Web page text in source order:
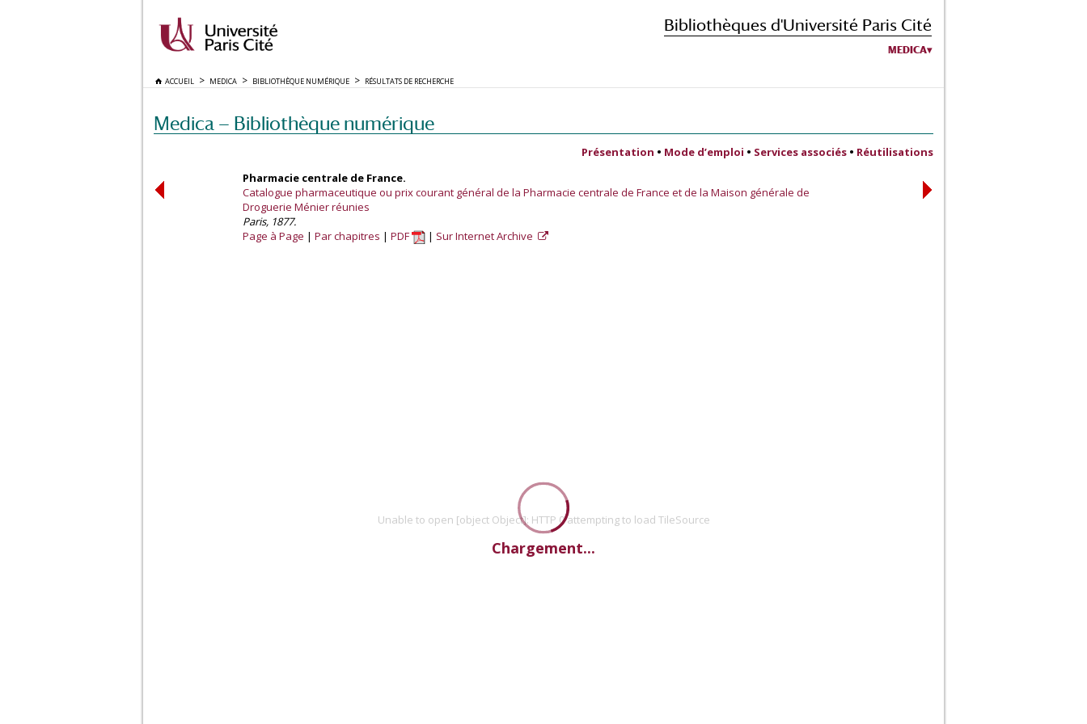
Bibliothèques d'Université Paris Cité
MEDICA
ACCUEIL MEDICA BIBLIOTHÈQUE NUMÉRIQUE RÉSULTATS DE RECHERCHE
Medica — Bibliothèque numérique
Présentation • Mode d’emploi • Services associés • Réutilisations
Pharmacie centrale de France.
Catalogue pharmaceutique ou prix courant général de la Pharmacie centrale de France et de la Maison générale de
Droguerie Ménier réunies
Paris, 1877.
Page à Page
Par chapitres PDF Sur Internet Archive
Unable to open [object Object]: HTTP 0 attempting to load TileSource
Chargement...